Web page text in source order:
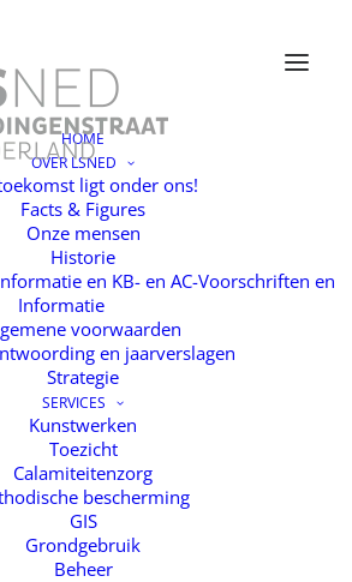
HOME
OVER LSNED
ligt onder ons!
Facts & Figures
Onze mensen
Historie
en KB- en AC-Voorschriften en
Informatie
voorwaarden
en jaarverslagen
Strategie
SERVICES
Kunstwerken
Toezicht
Calamiteitenzorg
bescherming
GIS
Grondgebruik
Beheer
icon1
Home Home icon1